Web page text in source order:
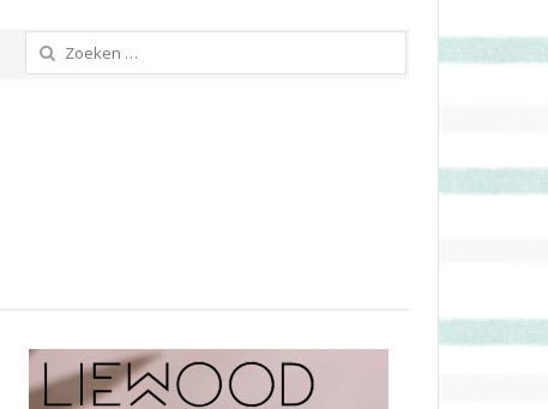
Zoeken
naar: